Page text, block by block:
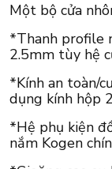
Một bộ cửa
*Thanh profile
2.5mm tùy hệ
*Kính an toàn/
dụng kính hộp
*Hệ phụ kiện
nắm Kogen